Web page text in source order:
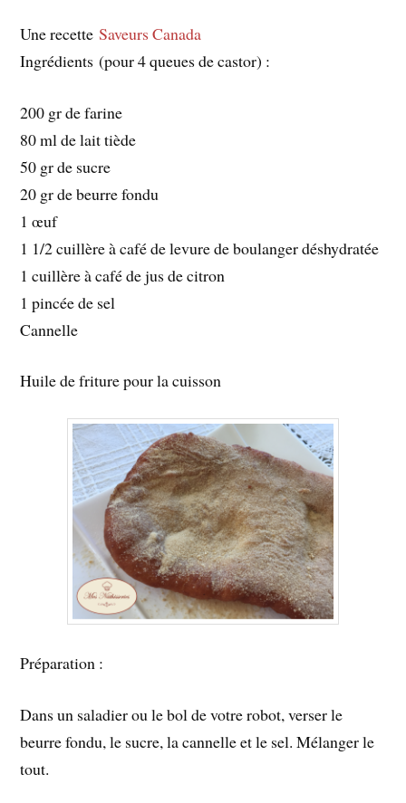
Une recetteSaveurs Canada
Ingrédients (pour 4 queues de castor) :
200 gr de farine
80 ml de lait tiède
50 gr de sucre
20 gr de beurre fondu
1 œuf
1 1/2 cuillère à café de levure de boulanger déshydratée
1 cuillère à café de jus de citron
1 pincée de sel
Cannelle
Huile de friture pour la cuisson
Préparation :
Dans un saladier ou le bol de votre robot, verser le
beurre fondu, le sucre, la cannelle et le sel. Mélanger le
tout.